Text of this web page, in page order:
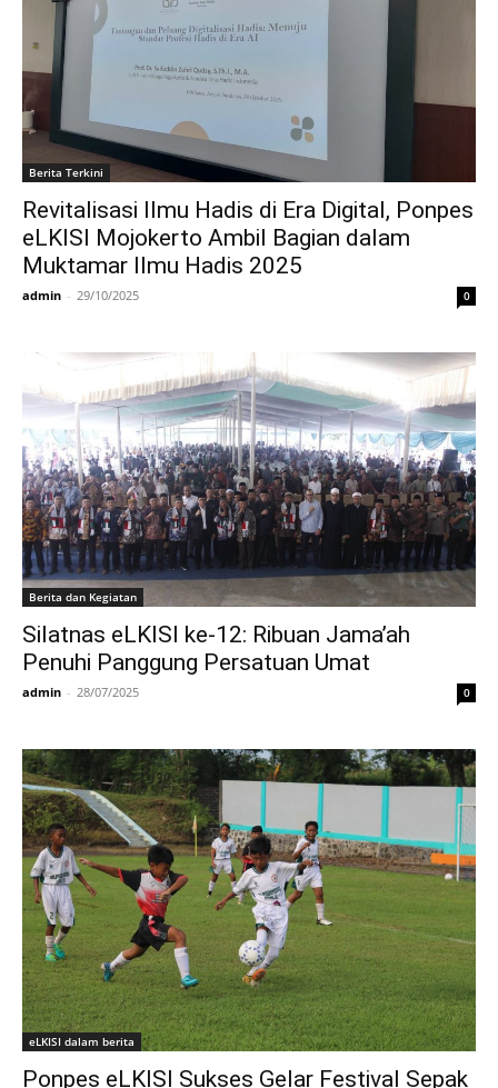
Berita Terkini
Revitalisasi Ilmu Hadis di Era Digital, Ponpes
eLKISI Mojokerto Ambil Bagian dalam
Muktamar Ilmu Hadis 2025
admin - 29/10/2025 0
Berita dan Kegiatan
Silatnas eLKISI ke-12: Ribuan Jama’ah
Penuhi Panggung Persatuan Umat
admin - 28/07/2025 0
eLKISI dalam berita
Ponpes eLKISI Sukses Gelar Festival Sepak